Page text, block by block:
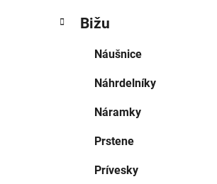
Bižu
Náušnice
Náhrdelníky
Náramky
Prstene
Prívesky